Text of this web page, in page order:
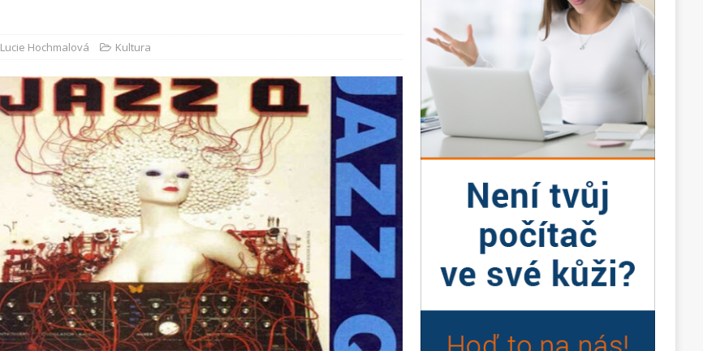
Lucie Hochmalová Kultura